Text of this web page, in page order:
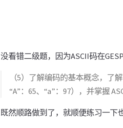
没看错二级题，因为ASCII码在
（5）了解编码的基本概念，了
“A”：65、“a”：97），并掌握
既然顺路做到了，就顺便练习一下